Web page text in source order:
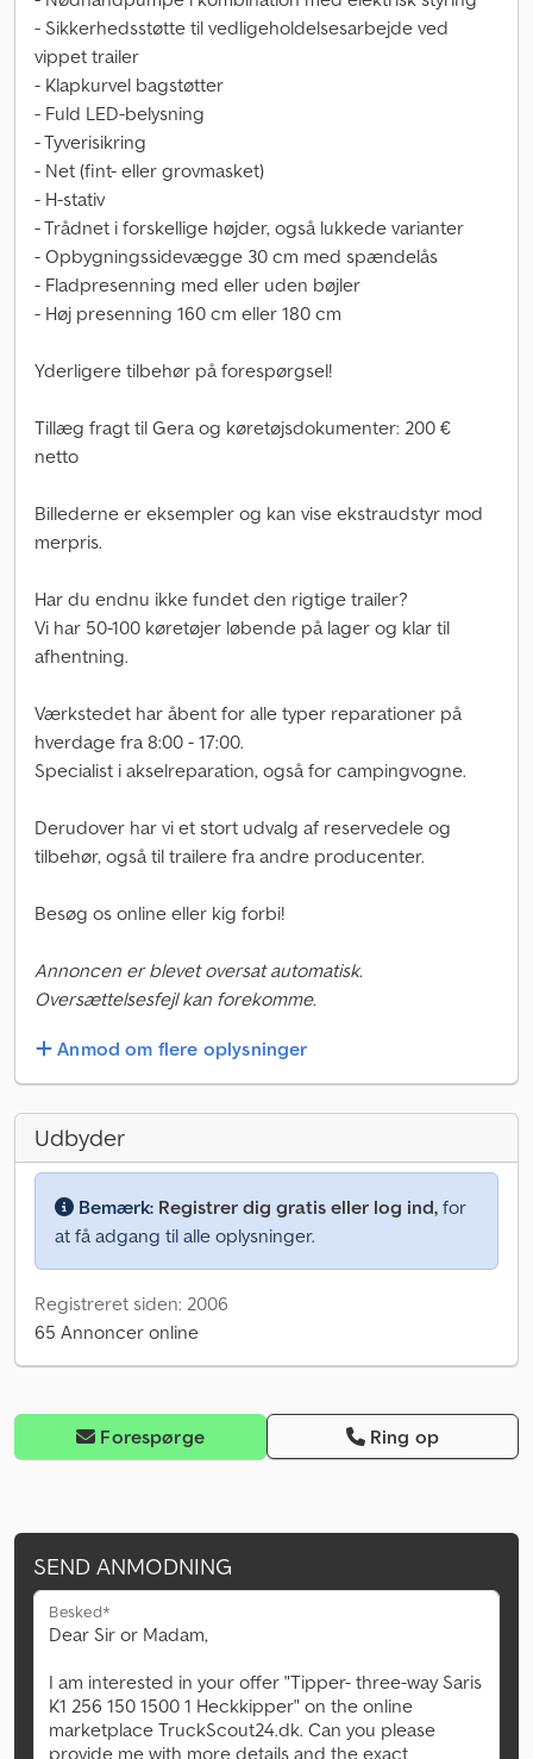
- Sikkerhedsstøtte til vedligeholdelsesarbejde ved
vippet trailer
- Klapkurvel bagstøtter
- Fuld LED-belysning
- Tyverisikring
- Net (fint- eller grovmasket)
- H-stativ
- Trådnet i forskellige højder, også lukkede varianter
- Opbygningssidevægge 30 cm med spændelås
- Fladpresenning med eller uden bøjler
- Høj presenning 160 cm eller 180 cm
Yderligere tilbehør på forespørgsel!
Tillæg fragt til Gera og køretøjsdokumenter: 200 €
netto
Billederne er eksempler og kan vise ekstraudstyr mod
merpris.
Har du endnu ikke fundet den rigtige trailer?
Vi har 50-100 køretøjer løbende på lager og klar til
afhentning.
Værkstedet har åbent for alle typer reparationer på
hverdage fra 8:00 - 17:00.
Specialist i akselreparation, også for campingvogne.
Derudover har vi et stort udvalg af reservedele og
tilbehør, også til trailere fra andre producenter.
Besøg os online eller kig forbi!
Annoncen er blevet oversat automatisk.
Oversættelsesfejl kan forekomme.
Anmod om flere oplysninger
Udbyder
Bemærk: Registrer dig gratis eller log ind, for
at få adgang til alle oplysninger.
Registreret siden: 2006
65 Annoncer online
Forespørge Ring op
SEND ANMODNING
Besked*